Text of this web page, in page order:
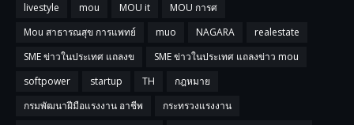
livestyle
mou MOU it
MOU การศ
Mou สาธารณสุข การแพทย์
muo NAGARA
realestate
SME ข่าวในประเทศ แถลงข
SME ข่าวในประเทศ แถลงข่าว mou
softpower
startup TH
กฎหมาย
กรมพัฒนาฝีมือแรงงาน อาชีพ
กระทรวงแรงงาน